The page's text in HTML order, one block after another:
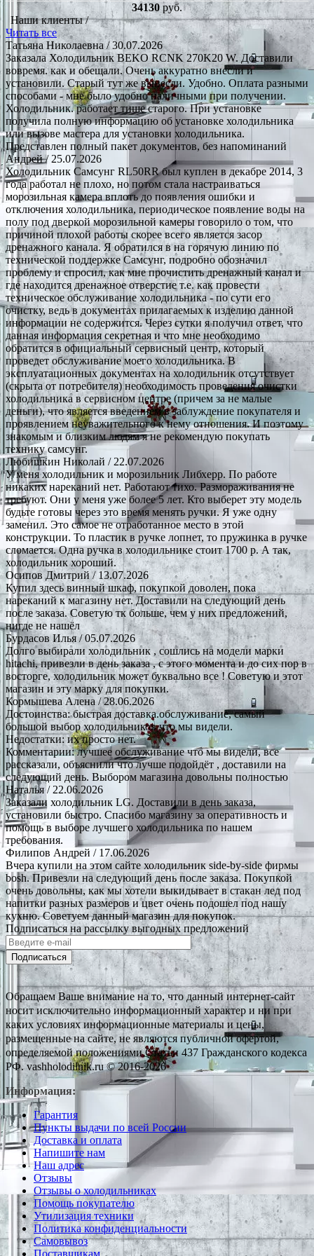
34130руб.
Наши клиенты /
Читать все
Татьяна Николаевна/ 30.07.2026
Заказала Холодильник BEKO RCNK 270K20 W. Доставили
вовремя. как и обещали. Очень аккуратно внесли и
установили. Старый тут же вынесли. Удобно. Оплата разными
способами - мне было удобно наличными при получении.
Холодильник. работает тише старого. При установке
получила полную информацию об установке холодильника
или вызове мастера для установки холодильника.
Представлен полный пакет документов, без напоминаний
Андрей/ 25.07.2026
Холодильник Самсунг RL50RR был куплен в декабре 2014, 3
года работал не плохо, но потом стала настраиваться
морозильная камера вплоть до появления ошибки и
отключения холодильника, периодическое появление воды на
полу под дверкой морозильной камеры говорило о том, что
причиной плохой работы скорее всего является засор
дренажного канала. Я обратился в на горячую линию по
технической поддержке Самсунг, подробно обозначил
проблему и спросил, как мне прочистить дренажный канал и
где находится дренажное отверстие т.е. как провести
техническое обслуживание холодильника - по сути его
очистку, ведь в документах прилагаемых к изделию данной
информации не содержится. Через сутки я получил ответ, что
данная информация секретная и что мне необходимо
обратится в официальный сервисный центр, который
проведет обслуживание моего холодильника. В
эксплуатационных документах на холодильник отсутствует
(скрыта от потребителя) необходимость проведения очистки
холодильника в сервисном центре (причем за не малые
деньги), что является введением в заблуждение покупателя и
проявлением неуважительного к нему отношения. И поэтому
знакомым и близким людям я не рекомендую покупать
технику самсунг.
Любишкин Николай / 22.07.2026
У меня холодильник и морозильник Либхерр. По работе
никаких нареканий нет. Работают тихо. Размораживания не
требуют. Они у меня уже более 5 лет. Кто выберет эту модель
будьте готовы через это время менять ручки. Я уже одну
заменил. Это самое не отработанное место в этой
конструкции. То пластик в ручке лопнет, то пружинка в ручке
сломается. Одна ручка в холодильнике стоит 1700 р. А так,
холодильник хороший.
Осипов Дмитрий/ 13.07.2026
Купил здесь винный шкаф, покупкой доволен, пока
нареканий к магазину нет. Доставили на следующий день
после заказа. Советую тк больше, чем у них предложений,
нигде не нашёл
Бурдасов Илья/ 05.07.2026
Долго выбирали холодильник , сошлись на модели марки
hitachi, привезли в день заказа , с этого момента и до сих пор в
восторге, холодильник может буквально все ! Советую и этот
магазин и эту марку для покупки.
Кормышева Алена/ 28.06.2026
Достоинства: быстрая доставка.обслуживание, самый
большой выбор холодильников что мы видели.
Недостатки: их просто нет.
Комментарии: лучшее обслуживание что мы видели, все
рассказали, объяснили что лучше подойдёт , доставили на
следующий день. Выбором магазина довольны полностью
Наталья/ 22.06.2026
Заказали холодильник LG. Доставили в день заказа,
установили быстро. Спасибо магазину за оперативность и
помощь в выборе лучшего холодильника по нашем
требования.
Филипов Андрей / 17.06.2026
Вчера купили на этом сайте холодильник side-by-side фирмы
bosh. Привезли на следующий день после заказа. Покупкой
очень довольны, как мы хотели выкидывает в стакан лед под
напитки разных размеров и цвет очень подошел под нашу
кухню. Советуем данный магазин для покупок.
Подписаться на рассылку выгодных предложений
Подписаться
Обращаем Ваше внимание на то, что данный интернет-сайт
носит исключительно информационный характер и ни при
каких условиях информационные материалы и цены,
размещенные на сайте, не являются публичной офертой,
определяемой положениями Статьи 437 Гражданского кодекса
РФ. vashholodilnik.ru © 2016-2026
Информация:
Гарантия
Пункты выдачи по всей России
Доставка и оплата
Напишите нам
Наш адрес
Отзывы
Отзывы о холодильниках
Помощь покупателю
Утилизация техники
Политика конфиденциальности
Самовывоз
Поставщикам